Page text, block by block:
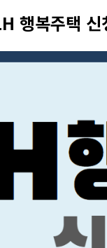
행복주택